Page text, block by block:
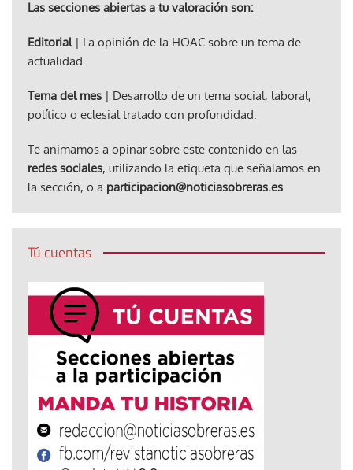
Las secciones abiertas a tu valoración son:
Editorial| La opinión de la HOAC sobre un tema de
actualidad.
Tema del mes | Desarrollo de un tema social, laboral,
político o eclesial tratado con profundidad.
Te animamos a opinar sobre este contenido en las
redes sociales, utilizando la etiqueta que señalamos en
la sección, o a participacion@noticiasobreras.es
Tú cuentas